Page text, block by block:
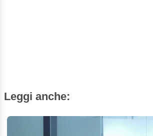
Leggi anche: